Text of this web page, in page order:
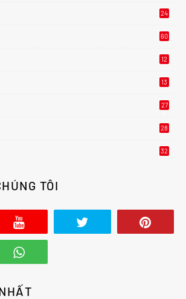
24
60
12
13
27
28
32
TÔI